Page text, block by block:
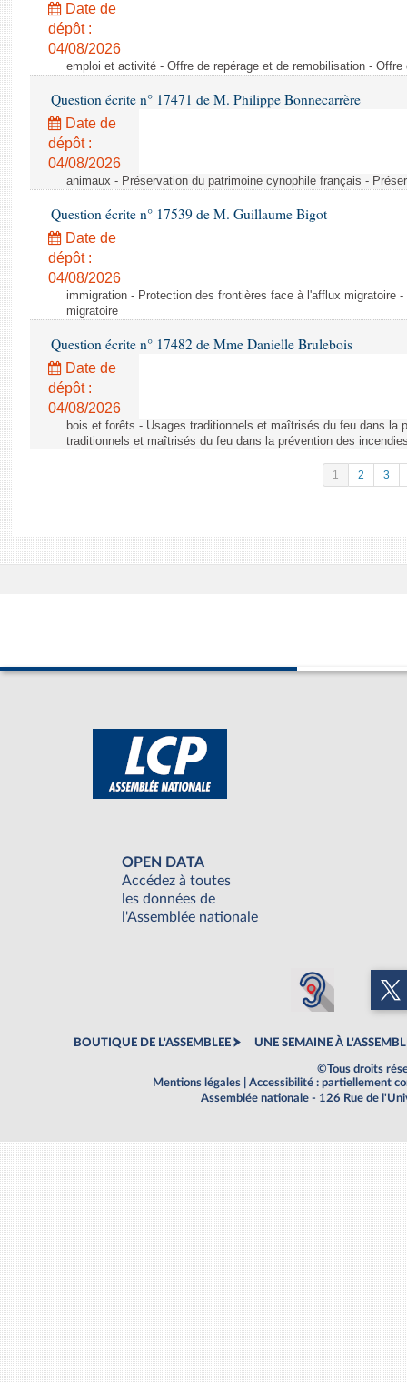
Date de
dépôt :
04/08/2026
emploi et activité - Offre de repérage et de remobilisation -
Question écrite n° 17471 de M. Philippe Bonnecarrère
Date de
dépôt :
04/08/2026
animaux - Préservation du patrimoine cynophile français -
Question écrite n° 17539 de M. Guillaume Bigot
Date de
dépôt :
04/08/2026
immigration - Protection des frontières face à l'afflux migratoire
migratoire
Question écrite n° 17482 de Mme Danielle Brulebois
Date de
dépôt :
04/08/2026
bois et forêts - Usages traditionnels et maîtrisés du feu dans la
traditionnels et maîtrisés du feu dans la prévention des
1 2 3
OPEN DATA
Accédez à toutes
les données de
l'Assemblée nationale
BOUTIQUE DE L'ASSEMBLEE UNE SEMAINE À
©Tous droits
Mentions légales
Accessibilité : partiellement
Assemblée nationale - 126 Rue de